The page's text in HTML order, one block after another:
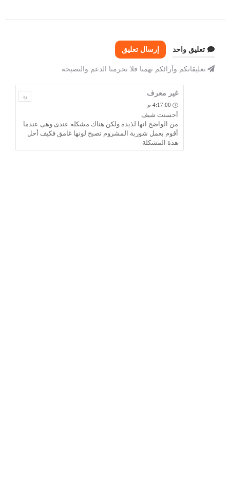
تعليق واحد إرسال تعليق
تعليقاتكم وآرائكم تهمنا فلا تحرمنا الدعم والنصيحة
غير معرف
4:17:00 م
أحسنت شيف
من الواضح انها لذيذة ولكن هناك مشكله عندى وهى عندما
أقوم بعمل شوربة المشروم تصبح لونها غامق فكيف أحل
هذة المشكلة
رد